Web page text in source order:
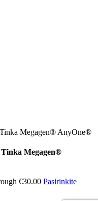
Tinka Megagen®
€30.00 Pasirinkite